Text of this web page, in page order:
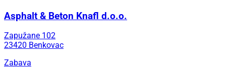
Asphalt & Beton Knafl d.o.o.
Zapužane 102
23420 Benkovac
Zabava